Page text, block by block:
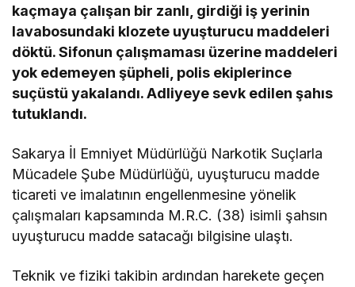
kaçmaya çalışan bir zanlı, girdiği iş yerinin
lavabosundaki klozete uyuşturucu maddeleri
döktü. Sifonun çalışmaması üzerine maddeleri
yok edemeyen şüpheli, polis ekiplerince
suçüstü yakalandı. Adliyeye sevk edilen şahıs
tutuklandı.
Sakarya İl Emniyet Müdürlüğü Narkotik Suçlarla
Mücadele Şube Müdürlüğü, uyuşturucu madde
ticareti ve imalatının engellenmesine yönelik
çalışmaları kapsamında M.R.C. (38) isimli şahsın
uyuşturucu madde satacağı bilgisine ulaştı.
Teknik ve fiziki takibin ardından harekete geçen